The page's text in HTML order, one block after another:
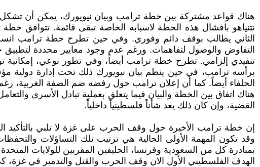
هناك قواعد مشتركة بين خطة ترامب وبيان نيويورك، يمكن أن تشكل
نتنياهو بافشال هذه الخطة لاسبابه الخاصة تبقى قائمة. تتوافق
الثاني يطالب بوقف دائم وفوري. وفي حين تطرح خطة ترامب
التفاوض والوصول لتفاهمات. ورغم عدم وجود معايير محددة
تنفيذي إلزامي. تطرح خطة ترامب أيضاً، وفي تطور نوعي، إمكانية
يرأسه ترامب، في حين ينظم بيان نيويورك ذلك تحت إدارة دولية
الحلفاء أيضاً. كما أن إعلان ترامب حول رفضه ضم الضفة الغربية،
هناك اتفاق بين الخطة والبيان فيما يتعلق بعملية تبادل الأسرى
القضية، وإن كان ذلك يعد شأناً فلسطينياً داخلياًً.
إن خطة ترامب الأخيرة حول وقف الحرب على غزة لا تلبي
وقد تكون المهمة الأولى الحالية هي ترتيب تلك التساؤلات
بمبادرة كل من السعودية وفرنسا، الحليفين المقربين للولايات
الهدف الفلسطيني الأول الان وقف الحرب والقتل والتدمير في غزة،